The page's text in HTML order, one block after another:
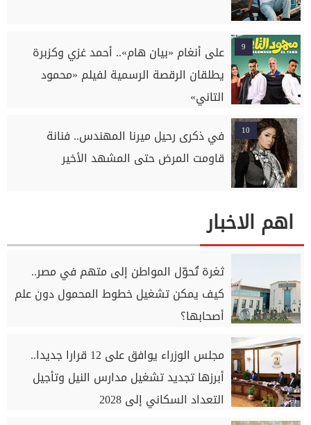
9
على أنغام «بيان هام».. أحمد غزي وكزبرة
يطلقان الرقصة الرسمية لفيلم «محمود
التاني»
10
في ذكرى رحيل ميرنا المهندس.. فنانة
قاومت المرض حتى المشهد الأخير
اهم الاخبار
ثغرة تُحوّل المواطن إلى متهم في مصر..
كيف يمكن تشغيل خطوط المحمول دون علم
أصحابها؟
مجلس الوزراء يوافق على 12 قرارا جديدا..
أبرزها تجديد تشغيل مدارس النيل وتأجيل
التعداد السكاني إلى 2028